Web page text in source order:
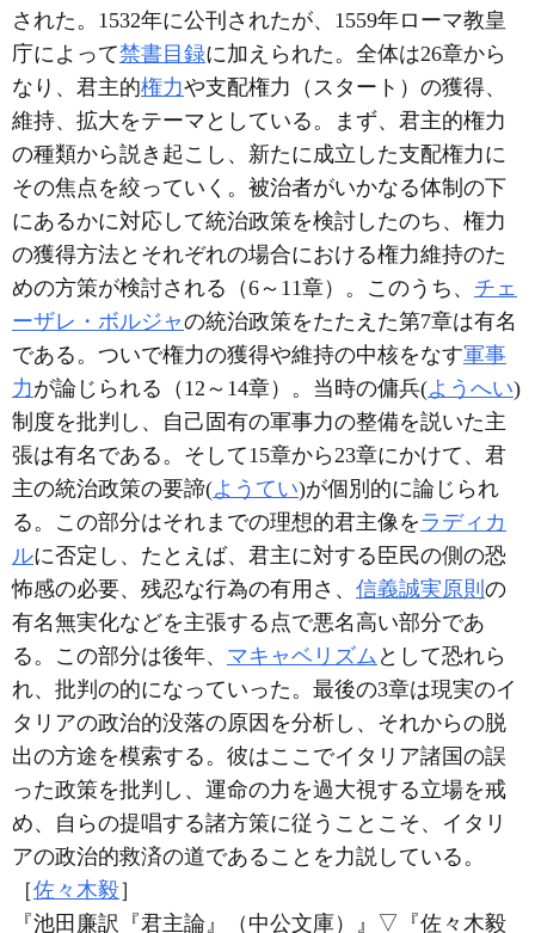
された。1532年に公刊されたが、1559年ローマ教皇
庁によって禁書目録に加えられた。全体は26章から
なり、君主的権力や支配権力（スタート）の獲得、
維持、拡大をテーマとしている。まず、君主的権力
の種類から説き起こし、新たに成立した支配権力に
その焦点を絞っていく。被治者がいかなる体制の下
にあるかに対応して統治政策を検討したのち、権力
の獲得方法とそれぞれの場合における権力維持のた
めの方策が検討される（6～11章）。このうち、 チェ
ーザレ・ボルジャの統治政策をたたえた第7章は有名
である。ついで権力の獲得や維持の中核をなす軍事
力が論じられる（12～14章）。当時の傭兵(ようへい)
制度を批判し、自己固有の軍事力の整備を説いた主
張は有名である。そして15章から23章にかけて、君
主の統治政策の要諦(ようてい)が個別的に論じられ
る。この部分はそれまでの理想的君主像を ラディカ
ルに否定し、たとえば、君主に対する臣民の側の恐
怖感の必要、残忍な行為の有用さ、 信義誠実原則 の
有名無実化などを主張する点で悪名高い部分であ
る。この部分は後年、 マキャベリズム として恐れら
れ、批判の的になっていった。最後の3章は現実のイ
タリアの政治的没落の原因を分析し、それからの脱
出の方途を模索する。彼はここでイタリア諸国の誤
った政策を批判し、運命の力を過大視する立場を戒
め、自らの提唱する諸方策に従うことこそ、イタリ
アの政治的救済の道であることを力説している。
［佐々木毅］
『池田廉訳『君主論』（中公文庫）』 ▽ 『佐々木毅